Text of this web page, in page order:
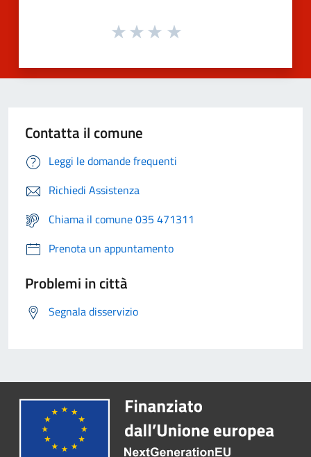
Contatta il comune
Leggi le domande frequenti
Richiedi Assistenza
Chiama il comune 035 471311
Prenota un appuntamento
Problemi in città
Segnala disservizio